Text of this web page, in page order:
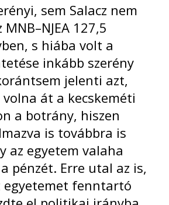
sem Salacz nem
MNB–NJEA 127,5
, s hiába volt a
inkább szerény
jelenti azt,
át a kecskeméti
a botrány, hiszen
is továbbra is
az egyetem valaha
pénzét. Erre utal az is,
egyetemet fenntartó